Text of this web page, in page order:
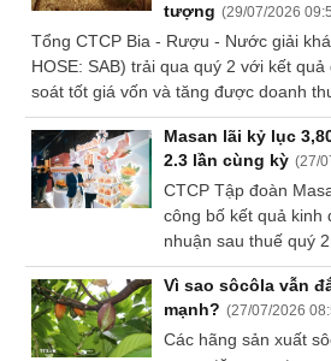
tượng (29/07/2026
Tổng CTCP Bia - Rượu - Nước giải
HOSE: SAB) trải qua quý 2 với kết
soát tốt giá vốn và tăng được doanh
bán. Tuy vậy, kết quả lũy kế vẫn tăng
cùng kỳ.
Masan lãi kỷ lục
2.3 lần cùng kỳ (27/
CTCP Tập đoàn
công bố kết quả kinh
nhuận sau thuế quý
2026 lần lượt đạt
đồng, tương ứng gấp
kỳ.
Vì sao sôcôla vẫn
mạnh? (27/07/2026
Các hãng sản xuất
Dữ
liệu
tài
chính